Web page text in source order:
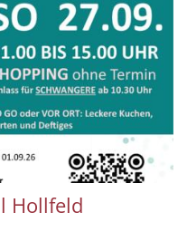
Hollfeld